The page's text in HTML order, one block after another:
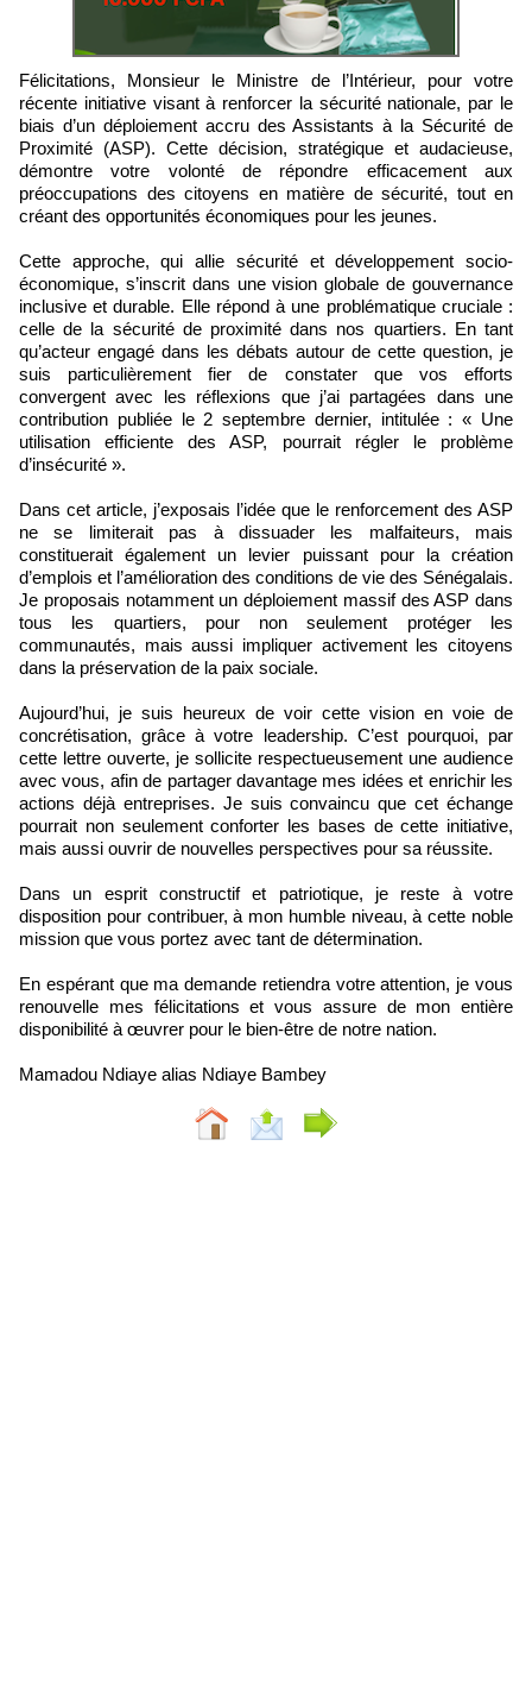
Félicitations, Monsieur le Ministre de l’Intérieur, pour votre
récente initiative visant à renforcer la sécurité nationale, par le
biais d’un déploiement accru des Assistants à la Sécurité de
Proximité (ASP). Cette décision, stratégique et audacieuse,
démontre votre volonté de répondre efficacement aux
préoccupations des citoyens en matière de sécurité, tout en
créant des opportunités économiques pour les jeunes.
Cette approche, qui allie sécurité et développement socio-
économique, s’inscrit dans une vision globale de gouvernance
inclusive et durable. Elle répond à une problématique cruciale :
celle de la sécurité de proximité dans nos quartiers. En tant
qu’acteur engagé dans les débats autour de cette question, je
suis particulièrement fier de constater que vos efforts
convergent avec les réflexions que j’ai partagées dans une
contribution publiée le 2 septembre dernier, intitulée : « Une
utilisation efficiente des ASP, pourrait régler le problème
d’insécurité ».
Dans cet article, j’exposais l’idée que le renforcement des ASP
ne se limiterait pas à dissuader les malfaiteurs, mais
constituerait également un levier puissant pour la création
d’emplois et l’amélioration des conditions de vie des Sénégalais.
Je proposais notamment un déploiement massif des ASP dans
tous les quartiers, pour non seulement protéger les
communautés, mais aussi impliquer activement les citoyens
dans la préservation de la paix sociale.
Aujourd’hui, je suis heureux de voir cette vision en voie de
concrétisation, grâce à votre leadership. C’est pourquoi, par
cette lettre ouverte, je sollicite respectueusement une audience
avec vous, afin de partager davantage mes idées et enrichir les
actions déjà entreprises. Je suis convaincu que cet échange
pourrait non seulement conforter les bases de cette initiative,
mais aussi ouvrir de nouvelles perspectives pour sa réussite.
Dans un esprit constructif et patriotique, je reste à votre
disposition pour contribuer, à mon humble niveau, à cette noble
mission que vous portez avec tant de détermination.
En espérant que ma demande retiendra votre attention, je vous
renouvelle mes félicitations et vous assure de mon entière
disponibilité à œuvrer pour le bien-être de notre nation.
Mamadou Ndiaye alias Ndiaye Bambey